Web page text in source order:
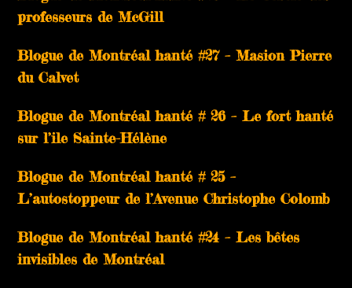
professeurs de McGill
Blogue de Montréal hanté #27 – Masion Pierre
du Calvet
Blogue de Montréal hanté # 26 – Le fort hanté
sur l’ile Sainte-Hélène
Blogue de Montréal hanté # 25 –
L’autostoppeur de l’Avenue Christophe Colomb
Blogue de Montréal hanté #24 – Les bêtes
invisibles de Montréal